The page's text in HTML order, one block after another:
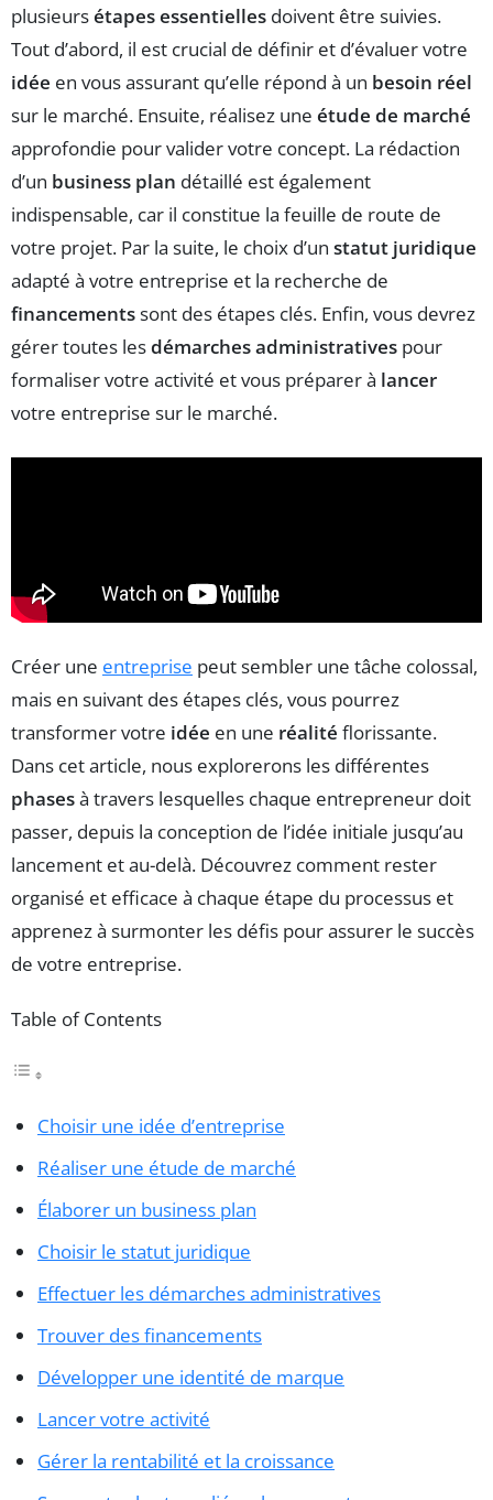
plusieursétapes essentielles doivent être suivies.
Tout d’abord, il est crucial de définir et d’évaluer votre
idée en vous assurant qu’elle répond à un besoin réel
sur le marché. Ensuite, réalisez une étude de marché
approfondie pour valider votre concept. La rédaction
d’un business plan détaillé est également
indispensable, car il constitue la feuille de route de
votre projet. Par la suite, le choix d’un statut juridique
adapté à votre entreprise et la recherche de
financementssont des étapes clés. Enfin, vous devrez
gérer toutes lesdémarches administratives pour
formaliser votre activité et vous préparer à lancer
votre entreprise sur le marché.
Créer une entreprise peut sembler une tâche colossal,
mais en suivant des étapes clés, vous pourrez
transformer votre idée en une réalité florissante.
Dans cet article, nous explorerons les différentes
phasesà travers lesquelles chaque entrepreneur doit
passer, depuis la conception de l’idée initiale jusqu’au
lancement et au-delà. Découvrez comment rester
organisé et efficace à chaque étape du processus et
apprenez à surmonter les défis pour assurer le succès
de votre entreprise.
Table of Contents
Choisir une idée d’entreprise
Réaliser une étude de marché
Élaborer un business plan
Choisir le statut juridique
Effectuer les démarches administratives
Trouver des financements
Développer une identité de marque
Lancer votre activité
Gérer la rentabilité et la croissance